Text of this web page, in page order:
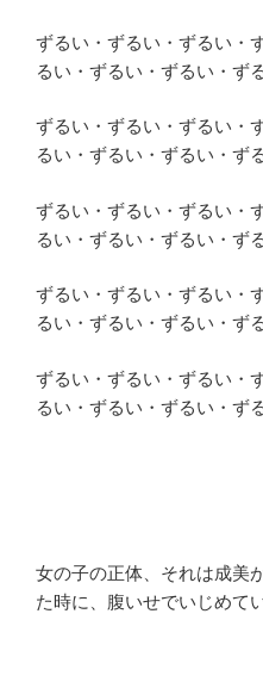
ずるい・ずるい・ずるい・
るい・ずるい・ずるい・ず
ずるい・ずるい・ずるい・
るい・ずるい・ずるい・ず
ずるい・ずるい・ずるい・
るい・ずるい・ずるい・ず
ずるい・ずるい・ずるい・
るい・ずるい・ずるい・ず
ずるい・ずるい・ずるい・
るい・ずるい・ずるい・ず
女の子の正体、それは成美
た時に、腹いせでいじめて